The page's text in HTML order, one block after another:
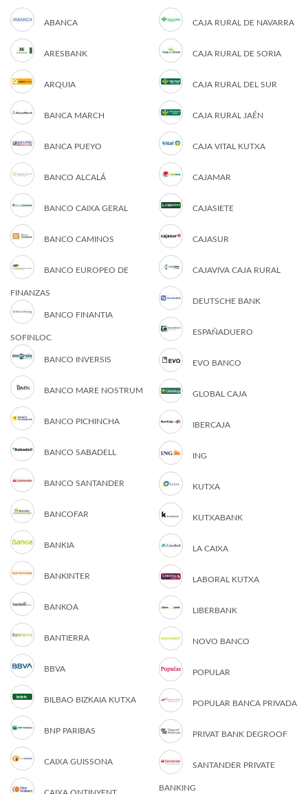
ABANCA
ARESBANK
ARQUIA
BANCA MARCH
BANCA PUEYO
BANCO ALCALÁ
BANCO CAIXA GERAL
BANCO CAMINOS
BANCO EUROPEO DE
FINANZAS
BANCO FINANTIA
SOFINLOC
BANCO INVERSIS
BANCO MARE NOSTRUM
BANCO PICHINCHA
BANCO SABADELL
BANCO SANTANDER
BANCOFAR
BANKIA
BANKINTER
BANKOA
BANTIERRA
BBVA
BILBAO BIZKAIA KUTXA
BNP PARIBAS
CAIXA GUISSONA
CAJA RURAL DE NAVARRA
CAJA RURAL DE SORIA
CAJA RURAL DEL SUR
CAJA RURAL JAÉN
CAJA VITAL KUTXA
CAJAMAR
CAJASIETE
CAJASUR
CAJAVIVA CAJA RURAL
DEUTSCHE BANK
ESPAÑADUERO
EVO BANCO
GLOBAL CAJA
IBERCAJA
ING
KUTXA
KUTXABANK
LA CAIXA
LABORAL KUTXA
LIBERBANK
NOVO BANCO
POPULAR
POPULAR BANCA PRIVADA
PRIVAT BANK DEGROOF
SANTANDER PRIVATE
BANKING